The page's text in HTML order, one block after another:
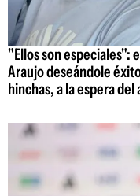
"Ellos son especiales":
Araujo deseándole
hinchas, a la espera